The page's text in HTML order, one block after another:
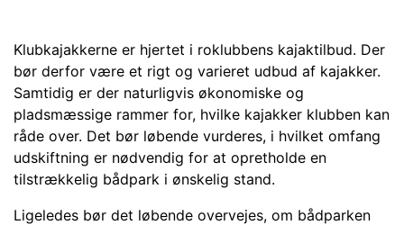
Klubkajakkerne er hjertet i roklubbens kajaktilbud. Der
bør derfor være et rigt og varieret udbud af kajakker.
Samtidig er der naturligvis økonomiske og
pladsmæssige rammer for, hvilke kajakker klubben kan
råde over. Det bør løbende vurderes, i hvilket omfang
udskiftning er nødvendig for at opretholde en
tilstrækkelig bådpark i ønskelig stand.
Ligeledes bør det løbende overvejes, om bådparken